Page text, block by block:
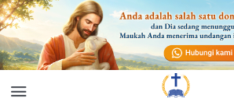
350 Memahami Kebenaran dan Terbebas